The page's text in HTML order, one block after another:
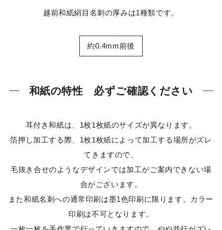
越前和紙絹目名刺の厚みは1種類です。
約0.4mm前後
和紙の特性 必ずご確認ください
耳付き和紙は、1枚1枚紙のサイズが異なります。
箔押し加工する際、1枚1枚紙によって加工する場所がズレ
てきますので、
毛抜き合せのようなデザインでは加工がご案内できない場
合がございます。
また和紙名刺への通常印刷は墨1色印刷に限ります。カラー
印刷は不可となります。